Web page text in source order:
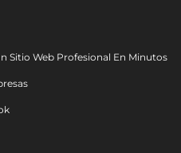
Sitio Web Profesional En Minutos